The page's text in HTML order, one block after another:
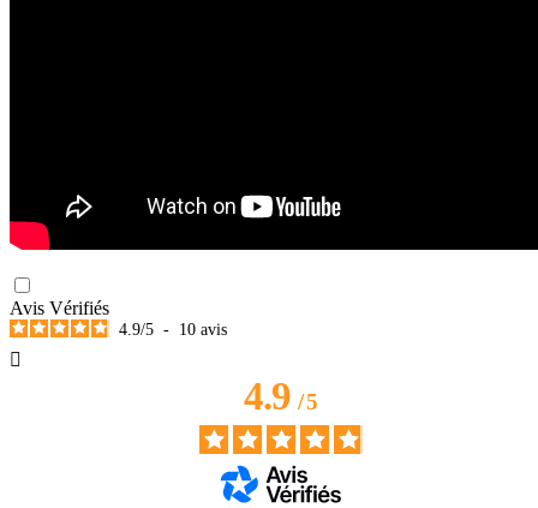
Avis Vérifiés
4.9/5 - 10 avis

4.9/5